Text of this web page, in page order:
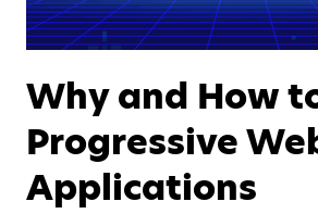
Why and How
Progressive
Applications